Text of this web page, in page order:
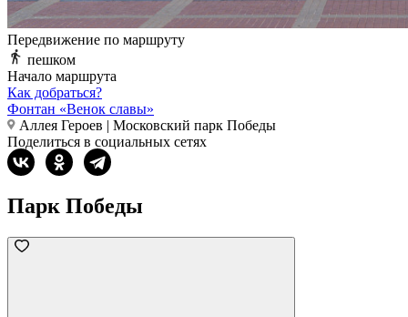
Передвижение по маршруту
пешком
Начало маршрута
Как добраться?
Фонтан «Венок славы»
Аллея Героев | Московский парк Победы
Поделиться в социальных сетях
Парк Победы